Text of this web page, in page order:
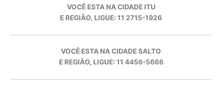
VOCÊ ESTA NA CIDADE ITU
E REGIÃO, LIGUE: 11 2715-1926
VOCÊ ESTA NA CIDADE SALTO
E REGIÃO, LIGUE: 11 4456-5666